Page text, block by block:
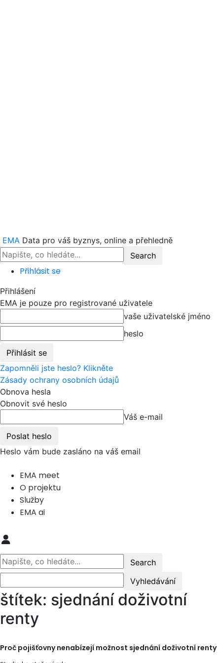
EMA Data pro váš byznys, online a přehledně
Přihlásit se
Přihlášení
EMA je pouze pro registrované uživatele
vaše uživatelské jméno
heslo
Zapomněli jste heslo? Klikněte
Zásady ochrany osobních údajů
Obnova hesla
Obnovit své heslo
Váš e-mail
Heslo vám bude zasláno na váš email
EMA meet
O projektu
Služby
EMA ai
štítek: sjednání doživotní
renty
Proč pojišťovny nenabízejí možnost sjednání doživotní renty